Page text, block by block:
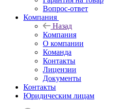
Вопрос-ответ
Компания
Назад
Компания
О компании
Команда
Контакты
Лицензии
Документы
Контакты
Юридическим лицам